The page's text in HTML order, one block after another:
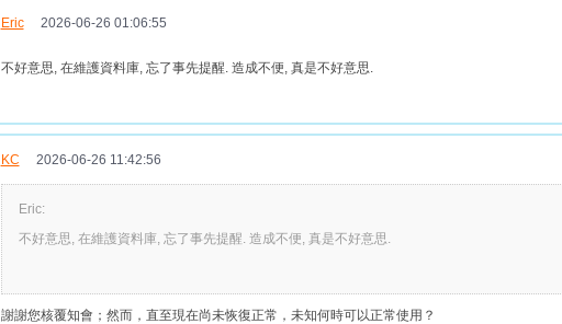
Eric2026-06-26 01:06:55
不好意思, 在維護資料庫, 忘了事先提醒. 造成不便, 真是不好意思.
KC 2026-06-26 11:42:56
Eric:
不好意思, 在維護資料庫, 忘了事先提醒. 造成不便, 真是不好意思.
謝謝您核覆知會；然而，直至現在尚未恢復正常，未知何時可以正常使用？